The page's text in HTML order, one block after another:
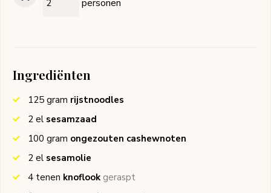
personen
Ingrediënten
125 gram rijstnoodles
2 el sesamzaad
100 gram ongezouten cashewnoten
2 el sesamolie
4 tenen knoflook geraspt